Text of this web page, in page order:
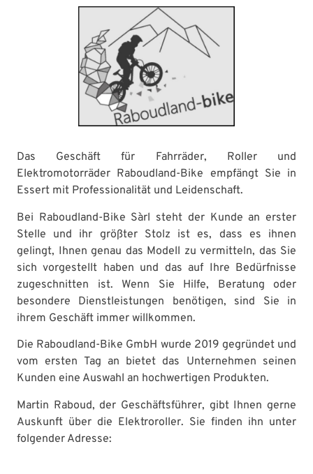
Das Geschäft für Fahrräder, Roller und
Elektromotorräder Raboudland-Bike empfängt Sie in
Essert mit Professionalität und Leidenschaft.
Bei Raboudland-Bike Sàrl steht der Kunde an erster
Stelle und ihr größter Stolz ist es, dass es ihnen
gelingt, Ihnen genau das Modell zu vermitteln, das Sie
sich vorgestellt haben und das auf Ihre Bedürfnisse
zugeschnitten ist. Wenn Sie Hilfe, Beratung oder
besondere Dienstleistungen benötigen, sind Sie in
ihrem Geschäft immer willkommen.
Die Raboudland-Bike GmbH wurde 2019 gegründet und
vom ersten Tag an bietet das Unternehmen seinen
Kunden eine Auswahl an hochwertigen Produkten.
Martin Raboud, der Geschäftsführer, gibt Ihnen gerne
Auskunft über die Elektroroller. Sie finden ihn unter
folgender Adresse: